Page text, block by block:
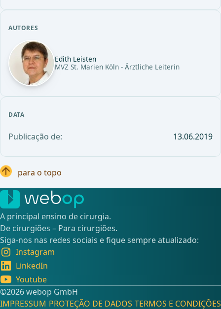
AUTORES
Edith Leisten
MVZ St. Marien Köln - Ärztliche Leiterin
DATA
Publicação de: 13.06.2019
para o topo
A principal ensino de cirurgia.
De cirurgiões – Para cirurgiões.
Siga-nos nas redes sociais e fique sempre atualizado:
Instagram
LinkedIn
Youtube
©️2026 webop GmbH
IMPRESSUM PROTEÇÃO DE DADOS TERMOS E CONDIÇÕES